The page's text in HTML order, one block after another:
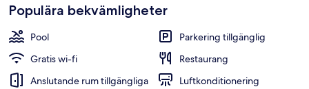
Populära bekvämligheter
Pool
Parkering tillgänglig
Gratis wi-fi
Restaurang
Anslutande rum tillgängliga
Luftkonditionering